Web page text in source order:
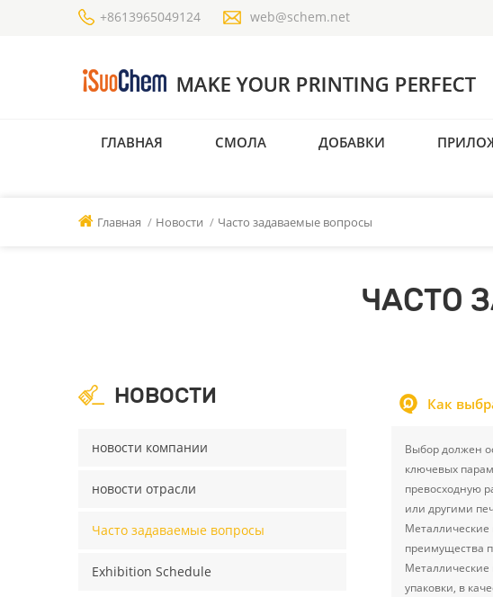
+8613965049124 web@schem.net
ГЛАВНАЯ СМОЛА ДОБАВКИ
Главная / Новости / Часто задаваемые вопросы
ЧАСТО
НОВОСТИ
новости компании
новости отрасли
Часто задаваемые вопросы
Exhibition Schedule
Как
Выбор должен
ключевых
превосходную
или другими
преимущества
упаковки, в